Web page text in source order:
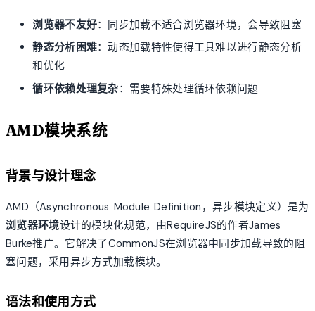
浏览器不友好：同步加载不适合浏览器环境，会导致阻塞
静态分析困难：动态加载特性使得工具难以进行静态分析
和优化
循环依赖处理复杂：需要特殊处理循环依赖问题
AMD模块系统
背景与设计理念
AMD（Asynchronous Module Definition，异步模块定义）是为
浏览器环境设计的模块化规范，由RequireJS的作者James
Burke推广。它解决了CommonJS在浏览器中同步加载导致的阻
塞问题，采用异步方式加载模块。
语法和使用方式